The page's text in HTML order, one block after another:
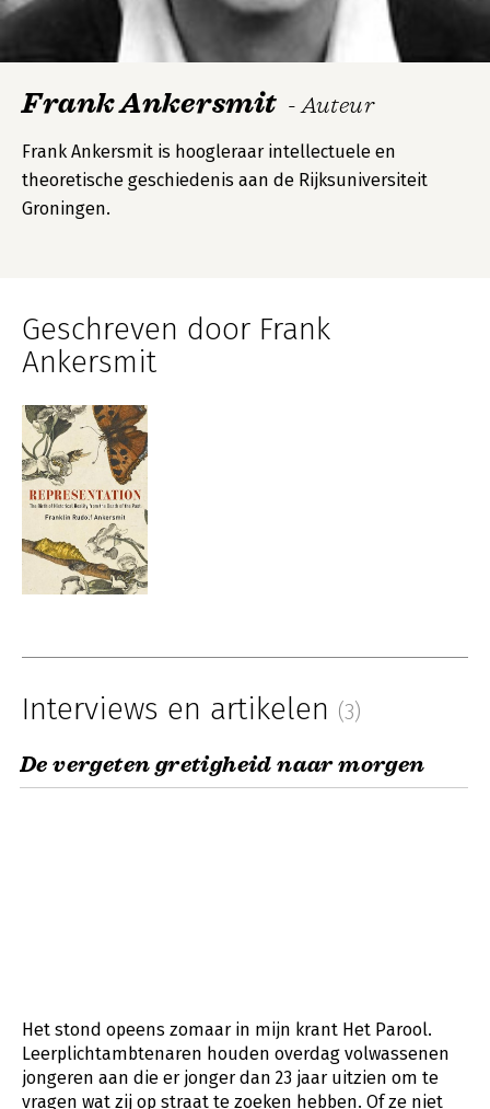
Frank Ankersmit - Auteur
Frank Ankersmit is hoogleraar intellectuele en
theoretische geschiedenis aan de Rijksuniversiteit
Groningen.
Geschreven door Frank
Ankersmit
Interviews en artikelen (3)
De vergeten gretigheid naar morgen
Het stond opeens zomaar in mijn krant Het Parool.
Leerplichtambtenaren houden overdag volwassenen
jongeren aan die er jonger dan 23 jaar uitzien om te
vragen wat zij op straat te zoeken hebben. Of ze niet